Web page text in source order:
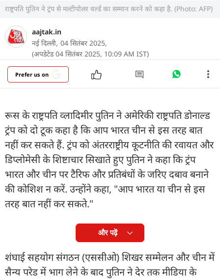
राष्ट्रपति पुतिन ने ट्रंप से मल्टीपोलर वर्ल्ड का सम्मान करने को कहा है. (Photo: AFP)
aajtak.in
नई दिल्ली, 04 सितंबर 2025,
(अपडेटेड 04 सितंबर 2025, 10:09 AM IST)
Prefer us on
रूस के राष्ट्रपति व्लादिमीर पुतिन ने अमेरिकी राष्ट्रपति डोनाल्ड
ट्रंप को दो टूक कहा है कि आप भारत चीन से इस तरह बात
नहीं कर सकते हैं. ट्रंप को अंतरराष्ट्रीय कूटनीति की रवायत और
डिप्लोमेसी के शिष्टाचार सिखाते हुए पुतिन ने कहा कि ट्रंप
भारत और चीन पर टैरिफ और प्रतिबंधों के जरिए दबाव बनाने
की कोशिश न करें. उन्होंने कहा, "आप भारत या चीन से इस
तरह बात नहीं कर सकते."
और पढ़ें
शंघाई सहयोग संगठन (एससीओ) शिखर सम्मेलन और चीन में
सैन्य परेड में भाग लेने के बाद पुतिन ने देर तक मीडिया के